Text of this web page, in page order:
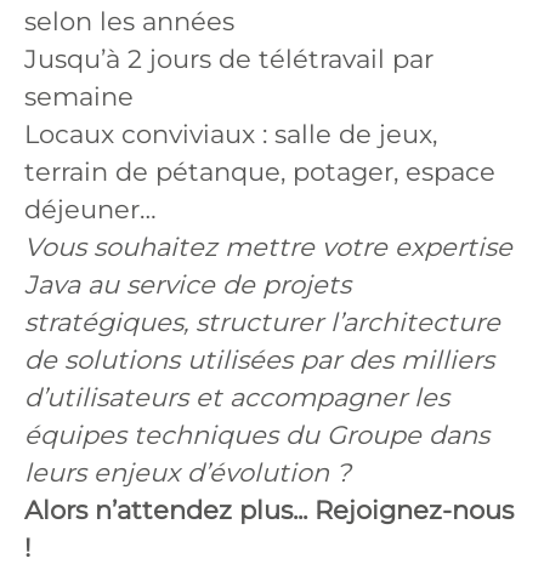
selon les années
Jusqu’à 2 jours de télétravail par
semaine
Locaux conviviaux : salle de jeux,
terrain de pétanque, potager, espace
déjeuner…
Vous souhaitez mettre votre expertise
Java au service de projets
stratégiques, structurer l’architecture
de solutions utilisées par des milliers
d’utilisateurs et accompagner les
équipes techniques du Groupe dans
leurs enjeux d’évolution ?
Alors n’attendez plus... Rejoignez-nous
!